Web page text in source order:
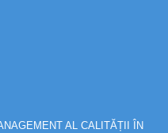
AL CALITĂȚII ÎN